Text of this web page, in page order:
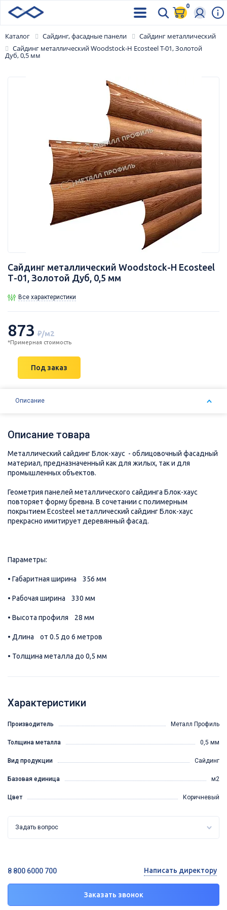
0
Каталог Сайдинг, фасадные панели
Сайдинг металлический
Сайдинг металлический Woodstock-Н Ecosteel Т-01, Золотой
Дуб, 0,5 мм
Сайдинг металлический Woodstock-Н Ecosteel
Т-01, Золотой Дуб, 0,5 мм
Все характеристики
873 ₽/м2
*Примерная стоимость
Под заказ
Описание
Описание товара
Металлический сайдинг Блок-хаус - облицовочный фасадный
материал, предназначенный как для жилых, так и для
промышленных объектов.
Геометрия панелей металлического сайдинга Блок-хаус
повторяет форму бревна. В сочетании с полимерным
покрытием Ecosteel металлический сайдинг Блок-хаус
прекрасно имитирует деревянный фасад.
Параметры:
• Габаритная ширина 356 мм
• Рабочая ширина 330 мм
• Высота профиля 28 мм
• Длина от 0.5 до 6 метров
• Толщина металла до 0,5 мм
Характеристики
Производитель Металл Профиль
Толщина металла 0,5 мм
Вид продукции Сайдинг
Базовая единица м2
Цвет Коричневый
Задать вопрос
8 800 6000 700
Заказать звонок
Написать директору